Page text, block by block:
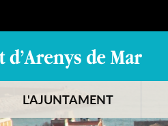
L'AJUNTAMENT